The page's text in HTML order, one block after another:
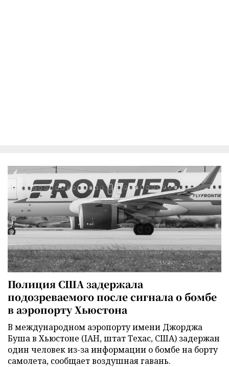
Полиция США задержала
подозреваемого после сигнала о бомбе
в аэропорту Хьюстона
В международном аэропорту имени Джорджа
Буша в Хьюстоне (IAH, штат Техас, США) задержан
один человек из-за информации о бомбе на борту
самолета, сообщает воздушная гавань.